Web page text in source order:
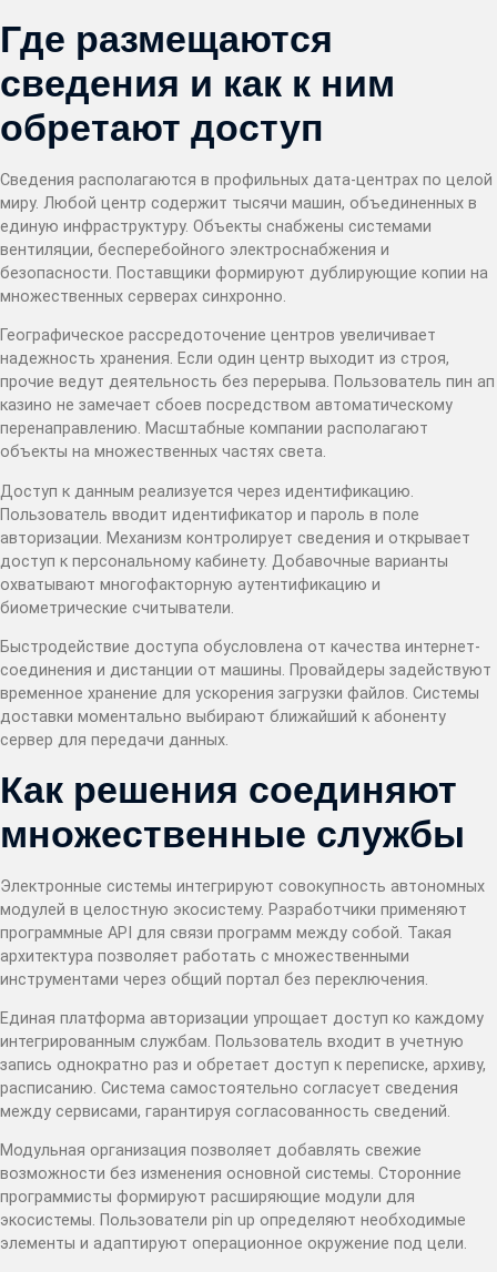
Где размещаются
сведения и как к ним
обретают доступ
Сведения располагаются в профильных дата-центрах по целой
миру. Любой центр содержит тысячи машин, объединенных в
единую инфраструктуру. Объекты снабжены системами
вентиляции, бесперебойного электроснабжения и
безопасности. Поставщики формируют дублирующие копии на
множественных серверах синхронно.
Географическое рассредоточение центров увеличивает
надежность хранения. Если один центр выходит из строя,
прочие ведут деятельность без перерыва. Пользователь пин ап
казино не замечает сбоев посредством автоматическому
перенаправлению. Масштабные компании располагают
объекты на множественных частях света.
Доступ к данным реализуется через идентификацию.
Пользователь вводит идентификатор и пароль в поле
авторизации. Механизм контролирует сведения и открывает
доступ к персональному кабинету. Добавочные варианты
охватывают многофакторную аутентификацию и
биометрические считыватели.
Быстродействие доступа обусловлена от качества интернет-
соединения и дистанции от машины. Провайдеры задействуют
временное хранение для ускорения загрузки файлов. Системы
доставки моментально выбирают ближайший к абоненту
сервер для передачи данных.
Как решения соединяют
множественные службы
Электронные системы интегрируют совокупность автономных
модулей в целостную экосистему. Разработчики применяют
программные API для связи программ между собой. Такая
архитектура позволяет работать с множественными
инструментами через общий портал без переключения.
Единая платформа авторизации упрощает доступ ко каждому
интегрированным службам. Пользователь входит в учетную
запись однократно раз и обретает доступ к переписке, архиву,
расписанию. Система самостоятельно согласует сведения
между сервисами, гарантируя согласованность сведений.
Модульная организация позволяет добавлять свежие
возможности без изменения основной системы. Сторонние
программисты формируют расширяющие модули для
экосистемы. Пользователи pin up определяют необходимые
элементы и адаптируют операционное окружение под цели.